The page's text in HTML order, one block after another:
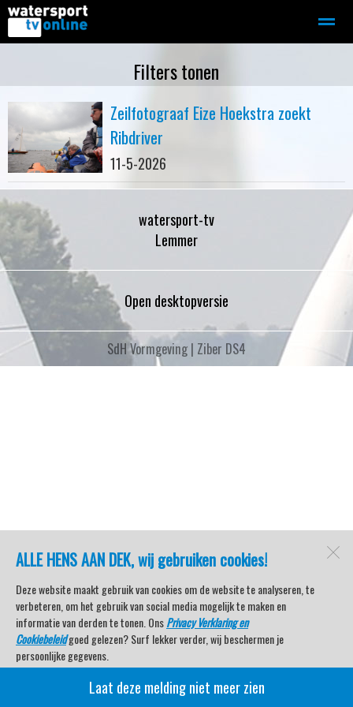
Motorboot-sloep Adverteren
Home
ALLE HENS AAN DEK, wij gebruiken cookies!
Deze website maakt gebruik van cookies om de website te analyseren, te
verbeteren, om het gebruik van social media mogelijk te maken en
informatie van derden te tonen. OnsPrivacy Verklaring en
Cookiebeleidgoed gelezen? Surf lekker verder, wij beschermen je
persoonlijke gegevens.
Veel kijkplezier met Watersport TV Beleving & Nieuws!
Laat deze melding niet meer zien
Filters tonen
Zeilfotograaf Eize Hoekstra zoekt
Ribdriver
11-5-2026
watersport-tv
Lemmer
Open desktopversie
SdH Vormgeving | Ziber DS4